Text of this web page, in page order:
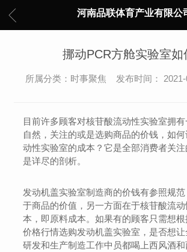
河南品联体育产业有限公
挪动PCR方舱实验室如
所属分类：时事聚焦 发布时间：
目前许多顾客对核苷酸流动性实验室拥有
自然，关注的或是选购商品的价钱，如
动性实验室的成本？它是全部消费者关
是详尽的剖析。
发动机盖实验室制造商的价钱有参照规
于商品的价值，另一方面在于核苷酸流
本，即原料成本。如果有的顾客只需想
价格行情选购发动机盖实验室，是否想
研发和生产制造工作中员都喝上西风酒